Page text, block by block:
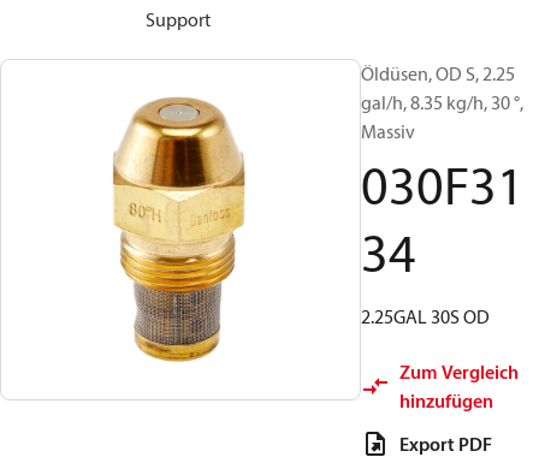
Support
Öldüsen, OD S, 2.25
gal/h, 8.35 kg/h, 30 °,
Massiv
030F31
34
2.25GAL 30S OD
Zum Vergleich
hinzufügen
Export PDF